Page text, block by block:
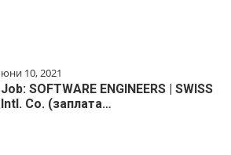
юни 10, 2021
Job: SOFTWARE ENGINEERS | SWISS
Intl. Co. (заплата…